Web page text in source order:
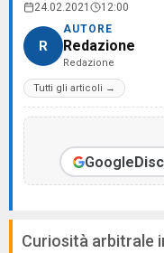
24.02.2021 12:00
R
AUTORE
Redazione
Redazione
Tutti gli articoli →
Google
Curiosità arbitrale